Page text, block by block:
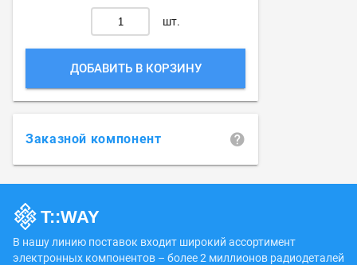
шт.
ДОБАВИТЬ В КОРЗИНУ
Заказной компонент
В нашу линию поставок входит широкий ассортимент
электронных компонентов – более 2 миллионов радиодеталей